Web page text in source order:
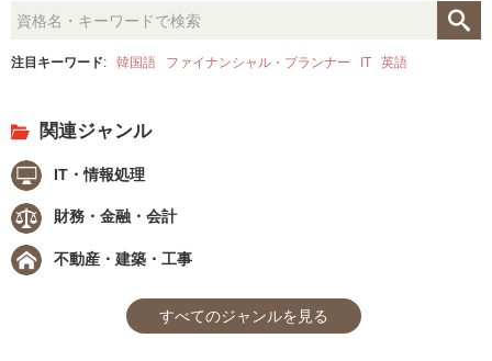
注目キーワード: 韓国語 ファイナンシャル・プランナー IT 英語
関連ジャンル
IT・情報処理
財務・金融・会計
不動産・建築・工事
すべてのジャンルを見る